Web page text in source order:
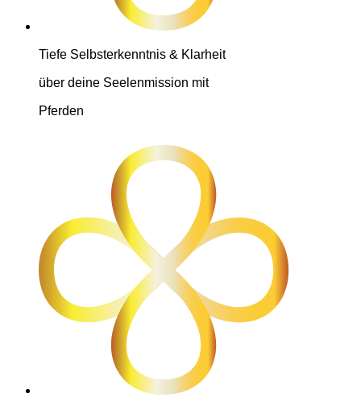
Tiefe Selbsterkenntnis & Klarheit
über deine Seelenmission mit
Pferden